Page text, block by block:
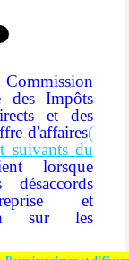
des Impôts
et des
d'affaires(
suivants du
lorsque
désaccords
et
sur les